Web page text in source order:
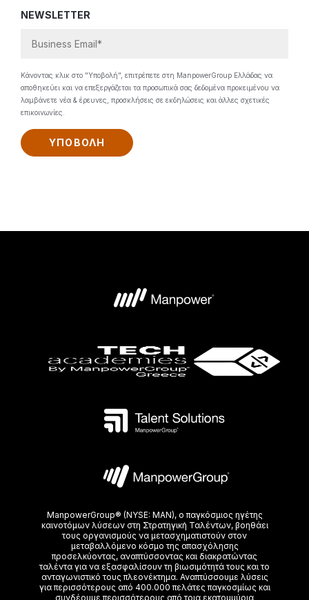
NEWSLETTER
Κάνοντας κλικ στο "Υποβολή", επιτρέπετε στη ManpowerGroup Ελλάδας να
αποθηκεύει και να επεξεργάζεται τα προσωπικά σας δεδομένα προκειμένου να
λαμβάνετε νέα & έρευνες, προσκλήσεις σε εκδηλώσεις και άλλες σχετικές
επικοινωνίες.
ManpowerGroup® (NYSE: MAN), ο παγκόσμιος ηγέτης
καινοτόμων λύσεων στη Στρατηγική Ταλέντων, βοηθάει
τoυς οργανισμούς να μετασχηματιστούν στον
μεταβαλλόμενο κόσμο της απασχόλησης
προσελκύοντας, αναπτύσσοντας και διακρατώντας
ταλέντα για να εξασφαλίσουν τη βιωσιμότητά τους και το
ανταγωνιστικό τους πλεονέκτημα. Αναπτύσσουμε λύσεις
για περισσότερους από 400.000 πελάτες παγκοσμίως και
συνδέουμε περισσότερους από τρια εκατομμύρια